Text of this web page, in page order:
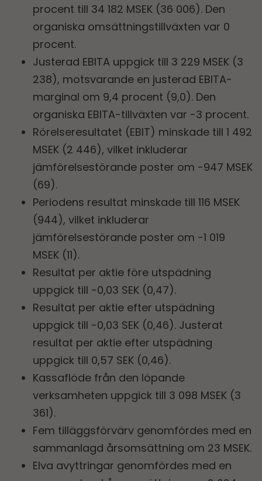
procent till 34 182 MSEK (36 006). Den
organiska omsättningstillväxten var 0
procent.
Justerad EBITA uppgick till 3 229 MSEK (3
238), motsvarande en justerad EBITA-
marginal om 9,4 procent (9,0). Den
organiska EBITA-tillväxten var -3 procent.
Rörelseresultatet (EBIT) minskade till 1 492
MSEK (2 446), vilket inkluderar
jämförelsestörande poster om -947 MSEK
(69).
Periodens resultat minskade till 116 MSEK
(944), vilket inkluderar
jämförelsestörande poster om -1 019
MSEK (11).
Resultat per aktie före utspädning
uppgick till -0,03 SEK (0,47).
Resultat per aktie efter utspädning
uppgick till -0,03 SEK (0,46). Justerat
resultat per aktie efter utspädning
uppgick till 0,57 SEK (0,46).
Kassaflöde från den löpande
verksamheten uppgick till 3 098 MSEK (3
361).
Fem tilläggsförvärv genomfördes med en
sammanlagd årsomsättning om 23 MSEK.
Elva avyttringar genomfördes med en